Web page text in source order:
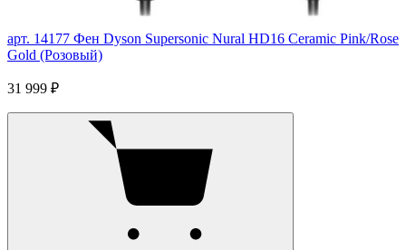
арт. 14177 Фен Dyson Supersonic Nural HD16 Ceramic Pink/Rose
Gold (Розовый)
31 999 ₽